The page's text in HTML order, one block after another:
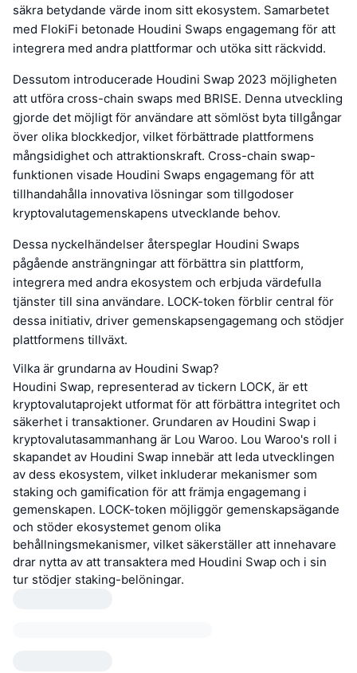
säkra betydande värde inom sitt ekosystem. Samarbetet
med FlokiFi betonade Houdini Swaps engagemang för att
integrera med andra plattformar och utöka sitt räckvidd.
Dessutom introducerade Houdini Swap 2023 möjligheten
att utföra cross-chain swaps med BRISE. Denna utveckling
gjorde det möjligt för användare att sömlöst byta tillgångar
över olika blockkedjor, vilket förbättrade plattformens
mångsidighet och attraktionskraft. Cross-chain swap-
funktionen visade Houdini Swaps engagemang för att
tillhandahålla innovativa lösningar som tillgodoser
kryptovalutagemenskapens utvecklande behov.
Dessa nyckelhändelser återspeglar Houdini Swaps
pågående ansträngningar att förbättra sin plattform,
integrera med andra ekosystem och erbjuda värdefulla
tjänster till sina användare. LOCK-token förblir central för
dessa initiativ, driver gemenskapsengagemang och stödjer
plattformens tillväxt.
Vilka är grundarna av Houdini Swap?
Houdini Swap, representerad av tickern LOCK, är ett
kryptovalutaprojekt utformat för att förbättra integritet och
säkerhet i transaktioner. Grundaren av Houdini Swap i
kryptovalutasammanhang är Lou Waroo. Lou Waroo's roll i
skapandet av Houdini Swap innebär att leda utvecklingen
av dess ekosystem, vilket inkluderar mekanismer som
staking och gamification för att främja engagemang i
gemenskapen. LOCK-token möjliggör gemenskapsägande
och stöder ekosystemet genom olika
behållningsmekanismer, vilket säkerställer att innehavare
drar nytta av att transaktera med Houdini Swap och i sin
tur stödjer staking-belöningar.